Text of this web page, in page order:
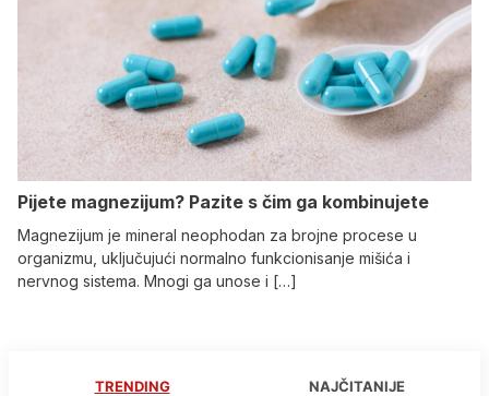
Pijete magnezijum? Pazite s čim ga kombinujete
Magnezijum je mineral neophodan za brojne procese u
organizmu, uključujući normalno funkcionisanje mišića i
nervnog sistema. Mnogi ga unose i […]
TRENDING NAJČITANIJE